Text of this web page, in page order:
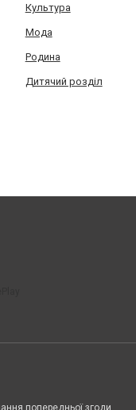
Культура
Мода
Родина
Дитячий розділ
попередньої згоди